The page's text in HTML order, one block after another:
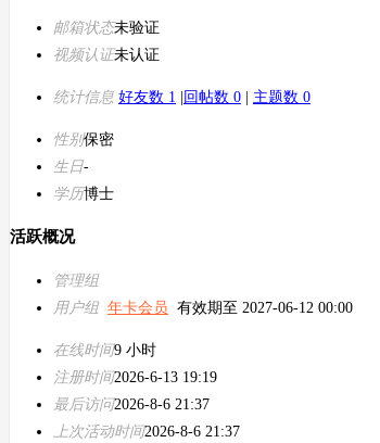
邮箱状态未验证
视频认证未认证
统计信息 好友数 1 回帖数 0 主题数 0
性别保密
生日-
学历博士
活跃概况
管理组
用户组 年卡会员 有效期至 2027-06-12 00:00
在线时间9 小时
注册时间2026-6-13 19:19
最后访问2026-8-6 21:37
上次活动时间2026-8-6 21:37